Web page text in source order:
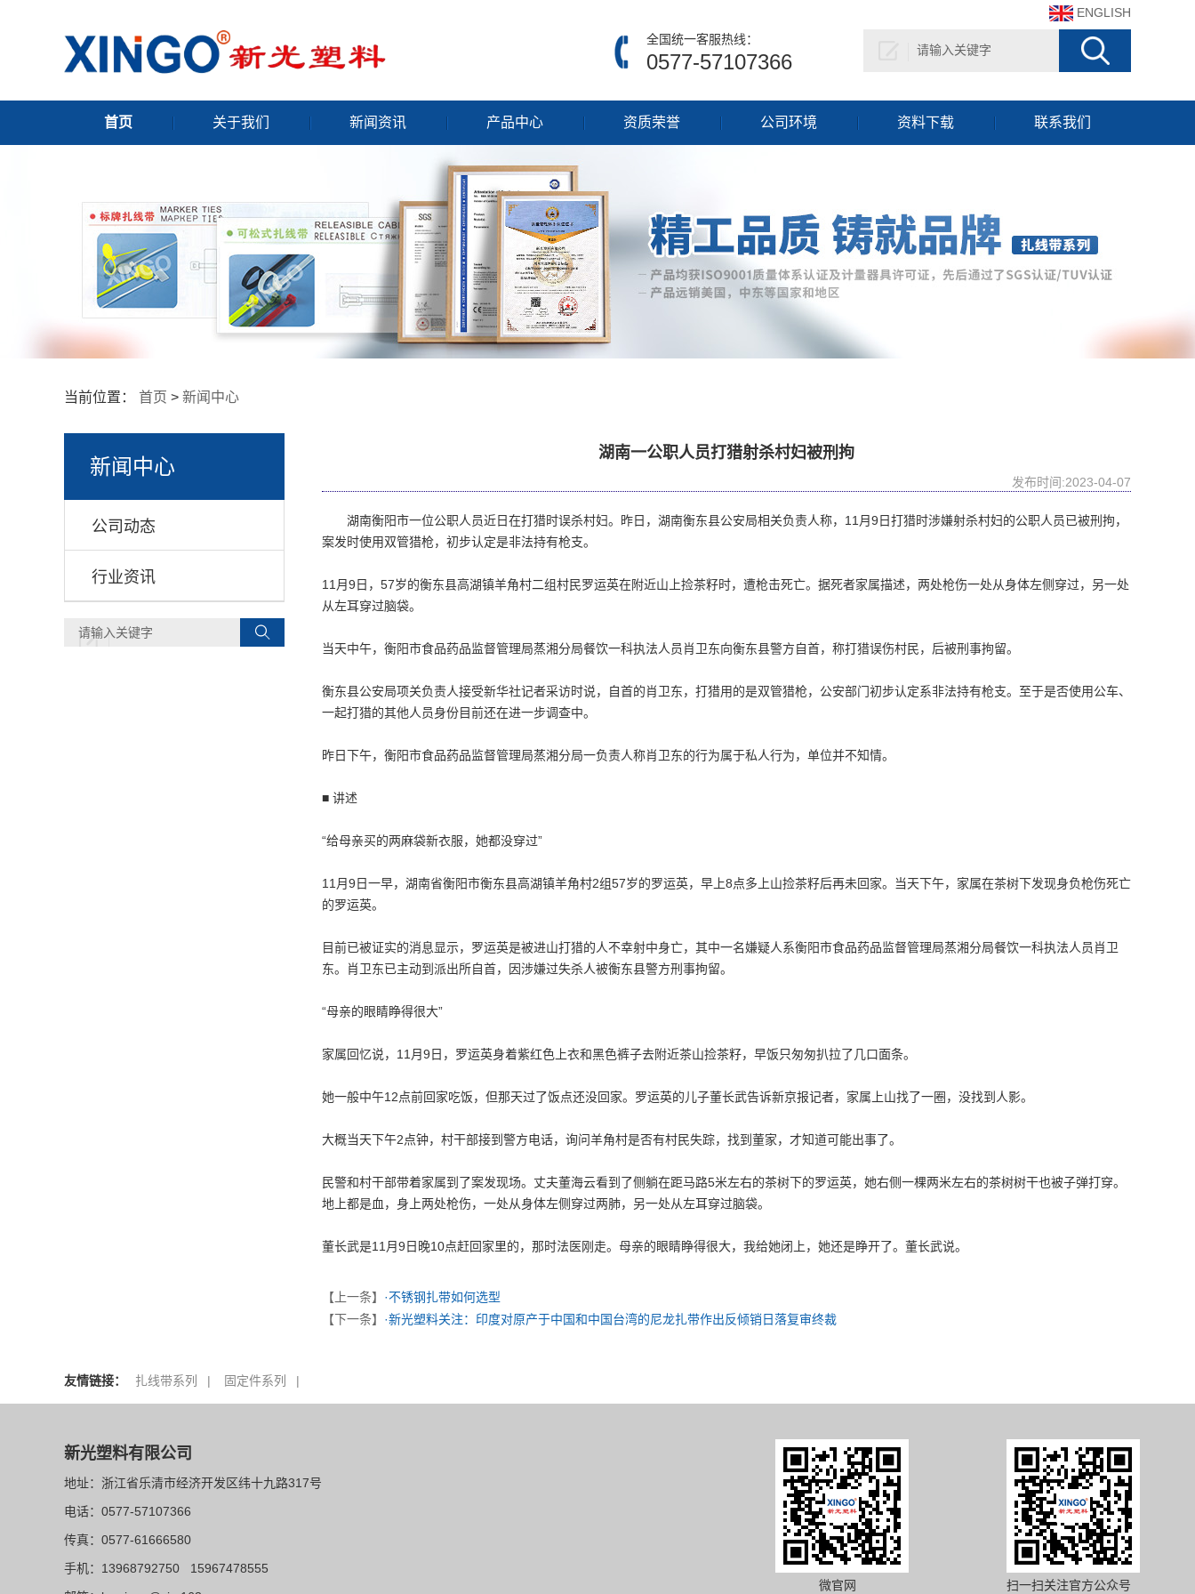
全国统一客服热线：
0577-57107366
ENGLISH
首页 关于我们 新闻资讯 产品中心 资质荣誉 公司环境 资料下载 联系我们
当前位置： 首页 > 新闻中心
湖南一公职人员打猎射杀村妇被刑拘
发布时间:2023-04-07
湖南衡阳市一位公职人员近日在打猎时误杀村妇。昨日，湖南衡东县公安局相关负责人称，11月9日打猎时涉嫌射杀村妇的公职人员已被刑拘，
案发时使用双管猎枪，初步认定是非法持有枪支。
11月9日，57岁的衡东县高湖镇羊角村二组村民罗运英在附近山上捡茶籽时，遭枪击死亡。据死者家属描述，两处枪伤一处从身体左侧穿过，另一处
从左耳穿过脑袋。
当天中午，衡阳市食品药品监督管理局蒸湘分局餐饮一科执法人员肖卫东向衡东县警方自首，称打猎误伤村民，后被刑事拘留。
衡东县公安局项关负责人接受新华社记者采访时说，自首的肖卫东，打猎用的是双管猎枪，公安部门初步认定系非法持有枪支。至于是否使用公车、
一起打猎的其他人员身份目前还在进一步调查中。
昨日下午，衡阳市食品药品监督管理局蒸湘分局一负责人称肖卫东的行为属于私人行为，单位并不知情。
■ 讲述
“给母亲买的两麻袋新衣服，她都没穿过”
11月9日一早，湖南省衡阳市衡东县高湖镇羊角村2组57岁的罗运英，早上8点多上山捡茶籽后再未回家。当天下午，家属在茶树下发现身负枪伤死亡
的罗运英。
目前已被证实的消息显示，罗运英是被进山打猎的人不幸射中身亡，其中一名嫌疑人系衡阳市食品药品监督管理局蒸湘分局餐饮一科执法人员肖卫
东。肖卫东已主动到派出所自首，因涉嫌过失杀人被衡东县警方刑事拘留。
“母亲的眼睛睁得很大”
家属回忆说，11月9日，罗运英身着紫红色上衣和黑色裤子去附近茶山捡茶籽，早饭只匆匆扒拉了几口面条。
她一般中午12点前回家吃饭，但那天过了饭点还没回家。罗运英的儿子董长武告诉新京报记者，家属上山找了一圈，没找到人影。
大概当天下午2点钟，村干部接到警方电话，询问羊角村是否有村民失踪，找到董家，才知道可能出事了。
民警和村干部带着家属到了案发现场。丈夫董海云看到了侧躺在距马路5米左右的茶树下的罗运英，她右侧一棵两米左右的茶树树干也被子弹打穿。
地上都是血，身上两处枪伤，一处从身体左侧穿过两肺，另一处从左耳穿过脑袋。
董长武是11月9日晚10点赶回家里的，那时法医刚走。母亲的眼睛睁得很大，我给她闭上，她还是睁开了。董长武说。
【上一条】 ·不锈钢扎带如何选型
【下一条】 ·新光塑料关注：印度对原产于中国和中国台湾的尼龙扎带作出反倾销日落复审终裁
新闻中心
公司动态
行业资讯
友情链接： 扎线带系列 | 固定件系列 |
新光塑料有限公司
地址：浙江省乐清市经济开发区纬十九路317号
电话： 0577-57107366
传真： 0577-61666580
手机： 13968792750
15967478555
扫一扫关注官方公众号
微官网